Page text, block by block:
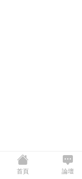
首頁 論壇